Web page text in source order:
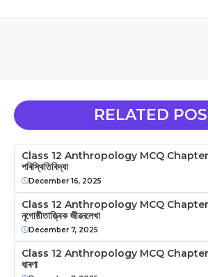
RELATED
Class 12 Anthropology MCQ Chapter 7
পৰিস্থিতিবিদ্যা
December 16, 2025
Class 12 Anthropology MCQ Chapter 6
নৃগোষ্ঠীতাত্ত্বিক জীৱনলেখা
December 7, 2025
Class 12 Anthropology MCQ Chapter 5
ধাৰণা